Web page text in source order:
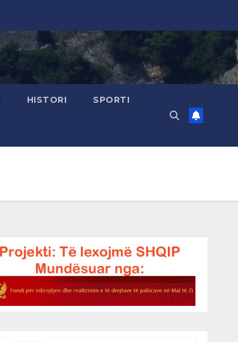
HISTORI SPORTI